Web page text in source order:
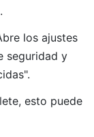
los ajustes
seguridad y
esto puede